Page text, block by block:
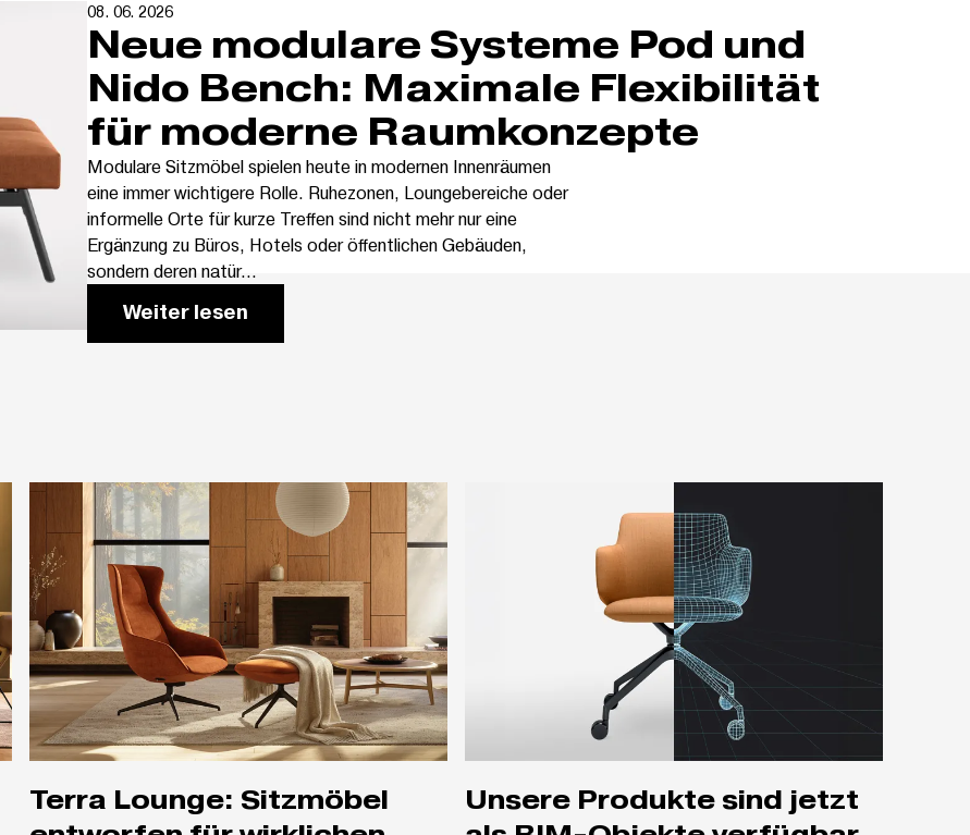
08. 06. 2026
Neue modulare Systeme Pod und
Nido Bench: Maximale Flexibilität
für moderne Raumkonzepte
Modulare Sitzmöbel spielen heute in modernen Innenräumen
eine immer wichtigere Rolle. Ruhezonen, Loungebereiche oder
informelle Orte für kurze Treffen sind nicht mehr nur eine
Ergänzung zu Büros, Hotels oder öffentlichen Gebäuden,
sondern deren natür...
Weiter lesen
Terra Lounge: Sitzmöbel
Unsere Produkte sind jetzt